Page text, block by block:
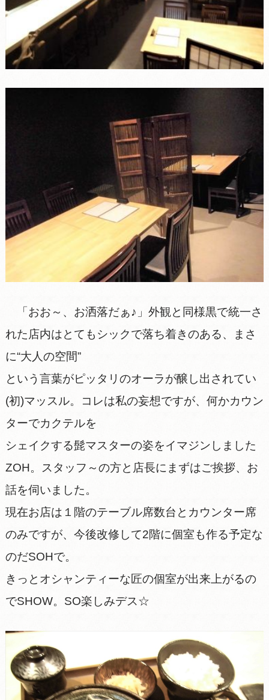
「おお～、お洒落だぁ♪」外観と同様黒で統一さ
れた店内はとてもシックで落ち着きのある、まさ
に“大人の空間”
という言葉がピッタリのオーラが醸し出されてい
(初)マッスル。コレは私の妄想ですが、何かカウン
ターでカクテルを
シェイクする髭マスターの姿をイマジンしました
ZOH。スタッフ～の方と店長にまずはご挨拶、お
話を伺いました。
現在お店は１階のテーブル席数台とカウンター席
のみですが、今後改修して2階に個室も作る予定な
のだSOHで。
きっとオシャンティーな匠の個室が出来上がるの
でSHOW。SO楽しみデス☆